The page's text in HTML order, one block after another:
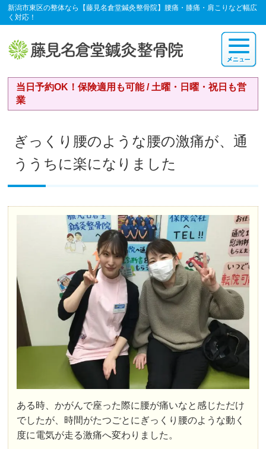
新潟市東区の整体なら【藤見名倉堂鍼灸整骨院】腰痛・膝痛・肩こりなど幅広
く対応！
当日予約OK！保険適用も可能 / 土曜・日曜・祝日も営
業
ぎっくり腰のような腰の激痛が、通
ううちに楽になりました
ある時、かがんで座った際に腰が痛いなと感じただけ
でしたが、時間がたつごとにぎっくり腰のような動く
度に電気が走る激痛へ変わりました。